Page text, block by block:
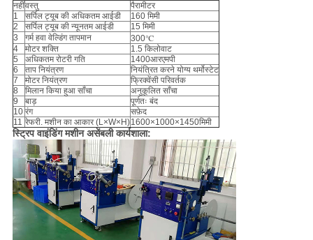
नहींवस्तु
पैरामीटर
1
सर्पिल ट्यूब की अधिकतम आईडी
160 मिमी
2
सर्पिल ट्यूब की न्यूनतम आईडी
15 मिमी
3
गर्म हवा वेल्डिंग तापमान
300℃
4
मोटर शक्ति
1.5 किलोवाट
5
अधिकतम रोटरी गति
1400आरएमपी
6
ताप नियंत्रण
नियंत्रित करने योग्य थर्मोस्टेट
7
मोटर नियंत्रण
फ्रिक्वेंसी परिवर्तक
8
मिलान किया हुआ साँचा
अनुकूलित साँचा
9
बाड़
पूर्णतः बंद
10 रंग
सफ़ेद
11 रेफरी. मशीन का आकार (L×W×H)1600×1000×1450मिमी
स्ट्रिप वाइंडिंग मशीन असेंबली कार्यशाला: